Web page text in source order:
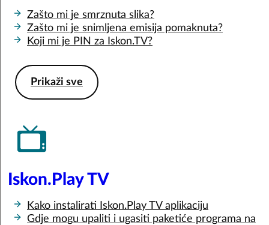
Zašto mi je smrznuta slika?
Zašto mi je snimljena emisija pomaknuta?
Koji mi je PIN za Iskon.TV?
Prikaži sve
Iskon.Play TV
Kako instalirati Iskon.Play TV aplikaciju
Gdje mogu upaliti i ugasiti paketiće programa na